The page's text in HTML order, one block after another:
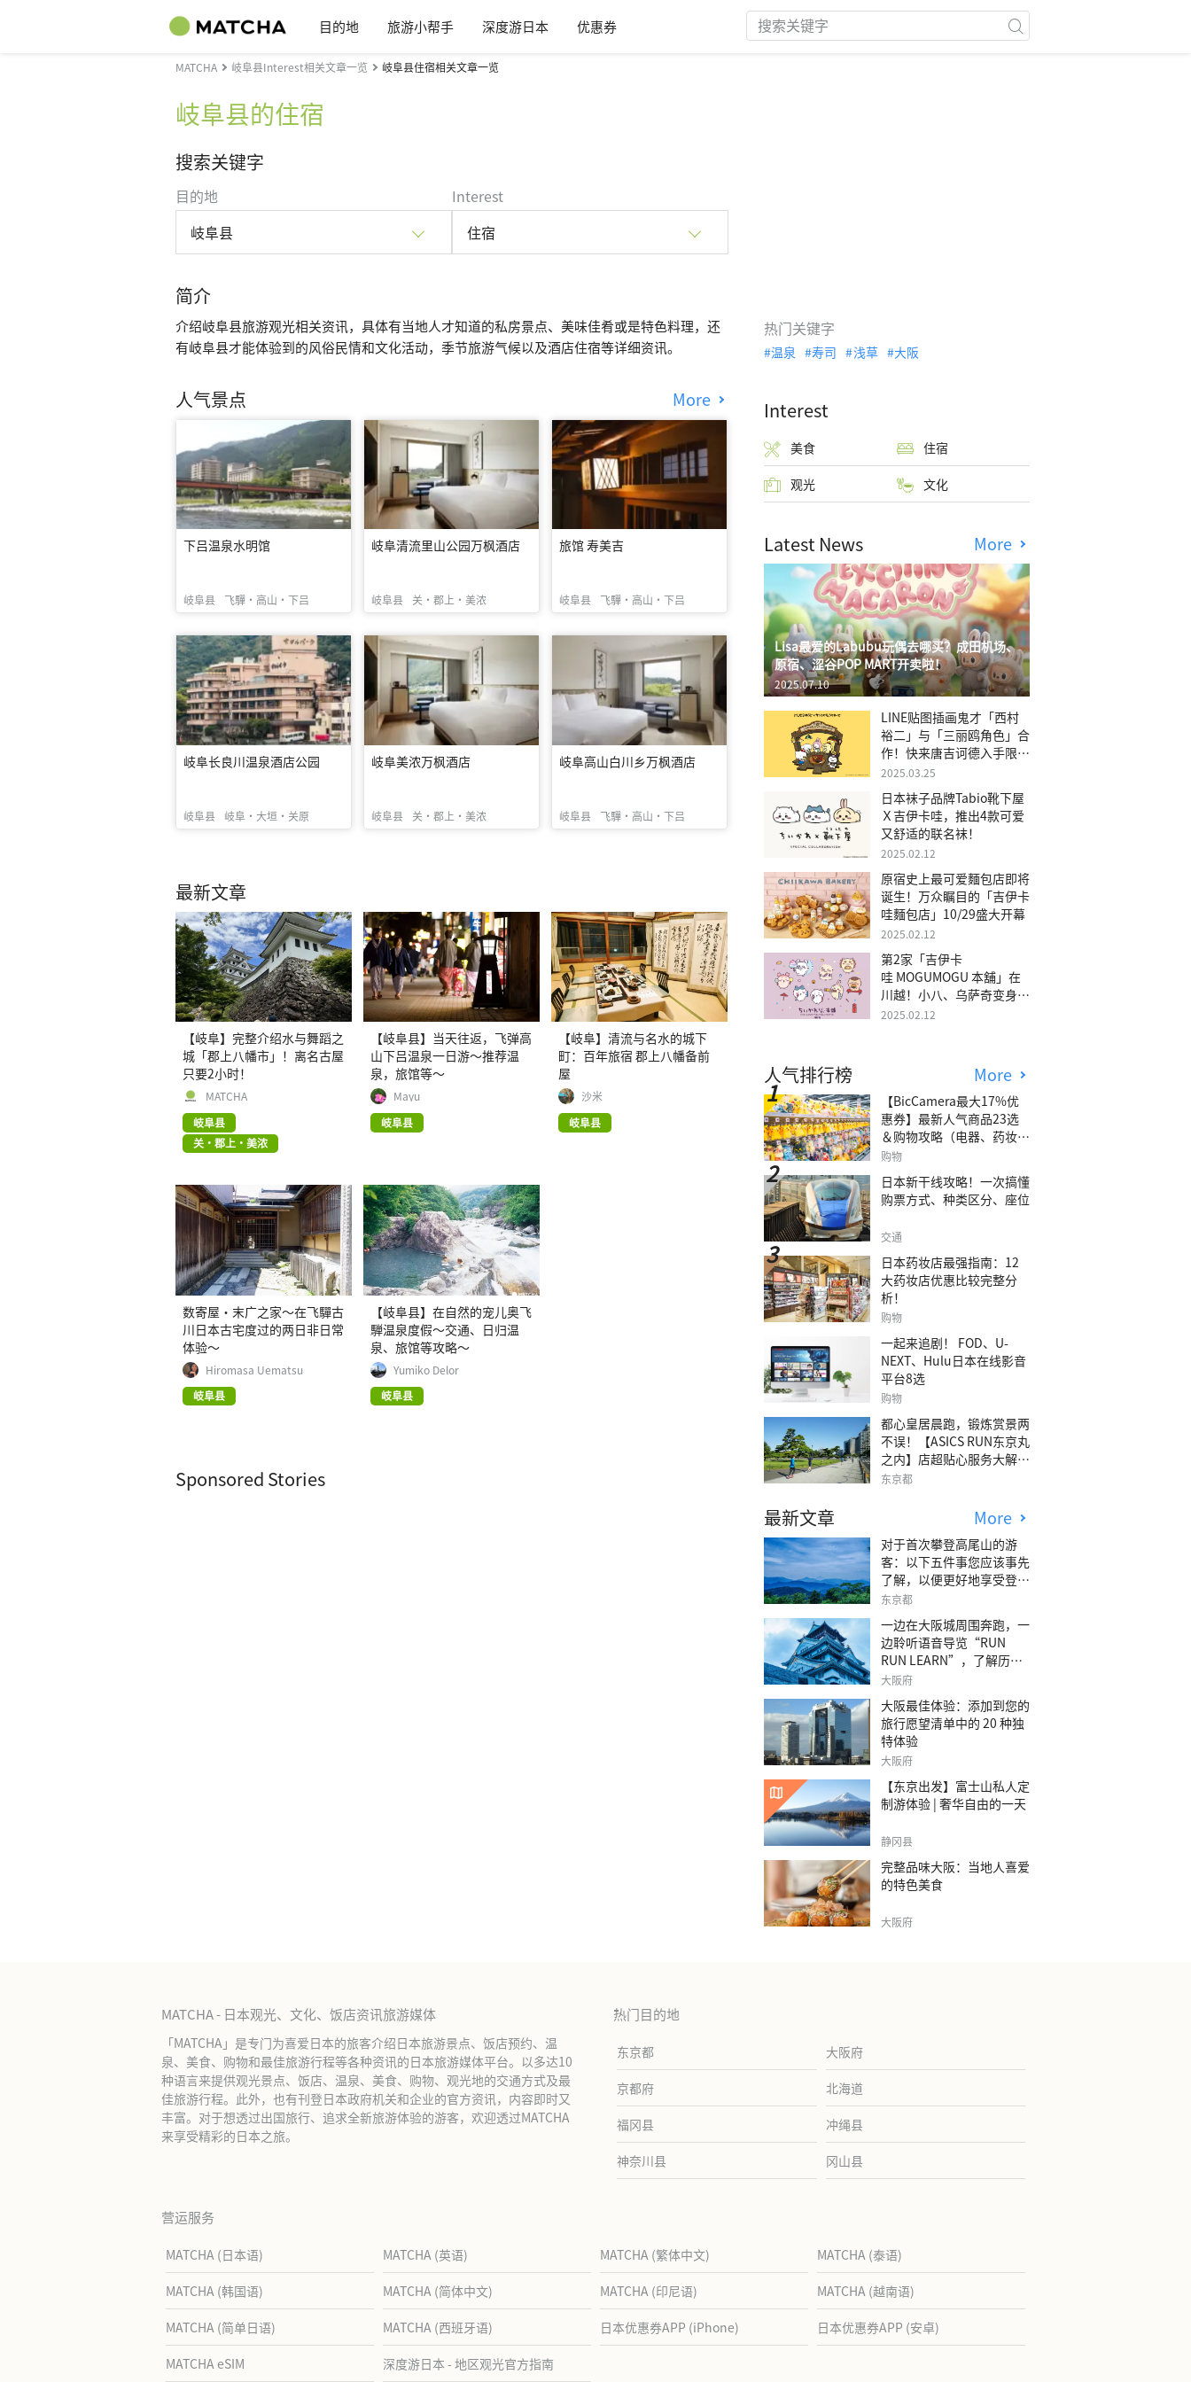
目的地 旅游小帮手 深度游日本 优惠券
MATCHA 岐阜县Interest相关文章一览 岐阜县住宿相关文章一览
岐阜县的住宿
搜索关键字
目的地
岐阜县
Interest
住宿
简介
介绍岐阜县旅游观光相关资讯，具体有当地人才知道的私房景点、美味佳肴或是特色料理，还
有岐阜县才能体验到的风俗民情和文化活动，季节旅游气候以及酒店住宿等详细资讯。
人气景点 More
下吕温泉水明馆
岐阜县 飞驒・高山・下吕
岐阜清流里山公园万枫酒店
岐阜县 关・郡上・美浓
旅馆 寿美吉
岐阜县 飞驒・高山・下吕
岐阜长良川温泉酒店公园
岐阜县 岐阜・大垣・关原
岐阜美浓万枫酒店
岐阜县 关・郡上・美浓
岐阜高山白川乡万枫酒店
岐阜县 飞驒・高山・下吕
最新文章
【岐阜】完整介绍水与舞蹈之
城「郡上八幡市」！离名古屋
只要2小时！
MATCHA
岐阜县
关・郡上・美浓
【岐阜县】当天往返，飞弹高
山下吕温泉一日游～推荐温
泉，旅馆等～
Mayu
岐阜县
【岐阜】清流与名水的城下
町：百年旅宿 郡上八幡备前
屋
沙米
岐阜县
数寄屋・末广之家〜在飞驒古
川日本古宅度过的两日非日常
体验〜
Hiromasa Uematsu
岐阜县
【岐阜县】在自然的宠儿奥飞
騨温泉度假～交通、日归温
泉、旅馆等攻略～
Yumiko Delor
岐阜县
Sponsored Stories
热门关键字
温泉 寿司 浅草 大阪
Interest
美食 住宿
观光 文化
Latest News More
Lisa最爱的Labubu玩偶去哪买？成田机场、
原宿、涩谷POP MART开卖啦！
2025.07.10
LINE贴图插画鬼才「西村
裕二」与「三丽鸥角色」合
作！快来唐吉诃德入手限量
商品
2025.03.25
日本袜子品牌Tabio靴下屋
Ｘ吉伊卡哇，推出4款可爱
又舒适的联名袜！
2025.02.12
原宿史上最可爱麵包店即将
诞生！万众瞩目的「吉伊卡
哇麵包店」10/29盛大开幕
2025.02.12
第2家「吉伊卡
哇 MOGUMOGU 本舖」在
川越！小八、乌萨奇变身可
爱地瓜！
2025.02.12
人气排行榜 More
【BicCamera最大17%优
惠券】最新人气商品23选
＆购物攻略（电器、药妆、
玩具等）
购物
日本新干线攻略！一次搞懂
购票方式、种类区分、座位
交通
日本药妆店最强指南：12
大药妆店优惠比较完整分
析！
购物
一起来追剧！ FOD、U-
NEXT、Hulu日本在线影音
平台8选
购物
都心皇居晨跑，锻炼赏景两
不误！【ASICS RUN东京丸
之内】店超贴心服务大解
析！
东京都
最新文章 More
对于首次攀登高尾山的游
客：以下五件事您应该事先
了解，以便更好地享受登山
之旅。
东京都
一边在大阪城周围奔跑，一
边聆听语音导览“RUN
RUN LEARN”，了解历
史。
大阪府
大阪最佳体验：添加到您的
旅行愿望清单中的 20 种独
特体验
大阪府
【东京出发】富士山私人定
制游体验 | 奢华自由的一天
静冈县
完整品味大阪：当地人喜爱
的特色美食
大阪府
MATCHA - 日本观光、文化、饭店资讯旅游媒体
「MATCHA」是专门为喜爱日本的旅客介绍日本旅游景点、饭店预约、温
泉、美食、购物和最佳旅游行程等各种资讯的日本旅游媒体平台。以多达10
种语言来提供观光景点、饭店、温泉、美食、购物、观光地的交通方式及最
佳旅游行程。此外，也有刊登日本政府机关和企业的官方资讯，内容即时又
丰富。对于想透过出国旅行、追求全新旅游体验的游客，欢迎透过MATCHA
来享受精彩的日本之旅。
热门目的地
东京都 大阪府
京都府 北海道
福冈县 冲绳县
神奈川县 冈山县
营运服务
MATCHA (日本语) MATCHA (英语) MATCHA (繁体中文) MATCHA (泰语)
MATCHA (韩国语) MATCHA (简体中文) MATCHA (印尼语) MATCHA (越南语)
MATCHA (简单日语) MATCHA (西班牙语) 日本优惠券APP (iPhone) 日本优惠券APP (安卓)
MATCHA eSIM 深度游日本 - 地区观光官方指南